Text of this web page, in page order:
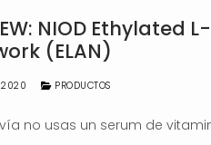
NIOD Ethylated
(ELAN)
2020 PRODUCTOS
no usas un serum de